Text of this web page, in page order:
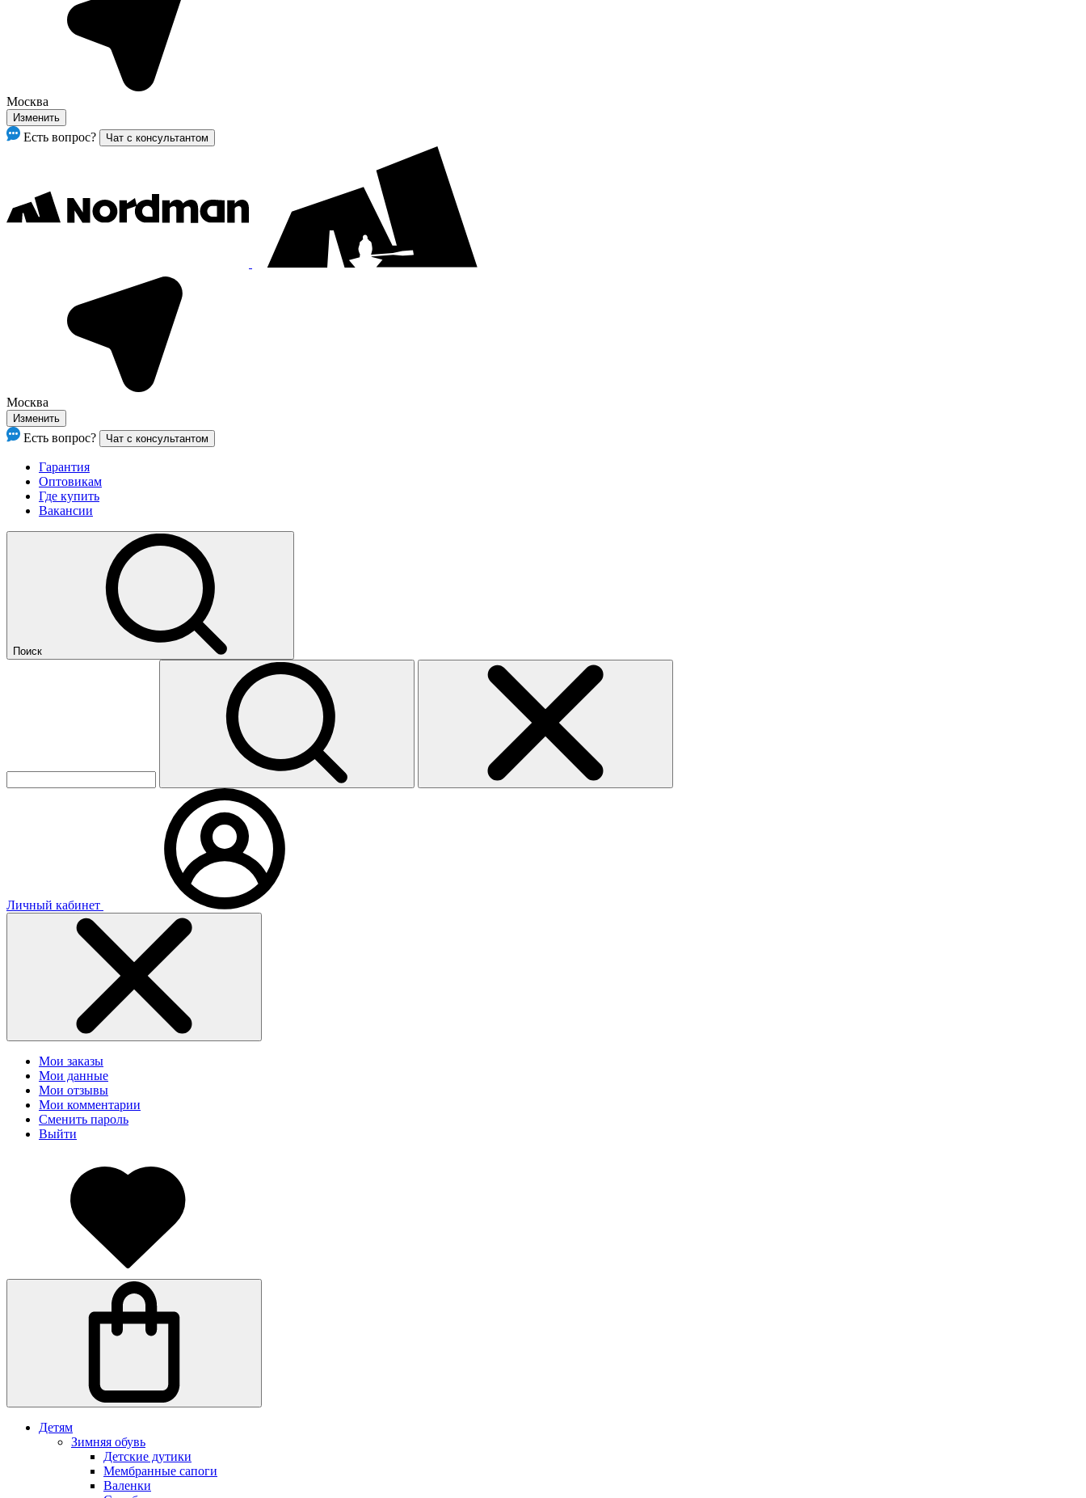
Москва
Изменить
Есть вопрос? Чат с консультантом
Москва
Изменить
Есть вопрос? Чат с консультантом
Гарантия
Оптовикам
Где купить
Вакансии
Поиск
Личный кабинет
Мои заказы
Мои данные
Мои отзывы
Мои комментарии
Сменить пароль
Выйти
Детям
Зимняя обувь
Детские дутики
Мембранные сапоги
Валенки